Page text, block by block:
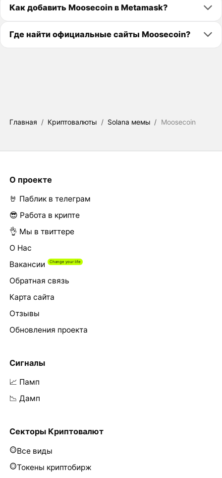
Как добавить Moosecoin в Metamask?
Где найти официальные сайты Moosecoin?
Главная / Криптовалюты / Solana мемы / Moosecoin
О проекте
🤘 Паблик в телеграм
😎 Работа в крипте
👌 Мы в твиттере
О Нас
Вакансии
Обратная связь
Карта сайта
Отзывы
Обновления проекта
Сигналы
📈 Памп
📉 Дамп
Секторы Криптовалют
Все виды
Токены криптобирж